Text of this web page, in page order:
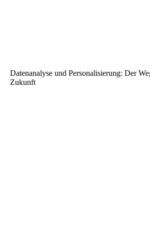
Datenanalyse und Personalisierung: Der
Zukunft